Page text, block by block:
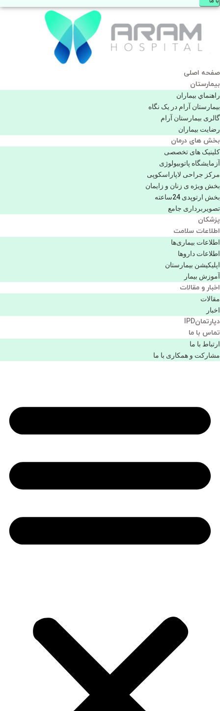
صفحه اصلی
بيمارستان
راهنماي بیماران
بیمارستان آرام در یک نگاه
گالری بیمارستان آرام
رضایت بیماران
بخش های درمان
کلینیک های تخصصی
آزمایشگاه پاتوبیولوژی
مرکز جراحی لاپاراسکوپی
بخش ویژه ی زنان و زایمان
بخش ارتوپدی 24ساعته
تصویربرداری جامع
پزشكان
اطلاعات سلامت
اطلاعات بیماری‌ها
اطلاعات دارو‌ها
اپليكيشن بيمارستان
آموزش بیمار
اخبار و مقالات
مقالات
اخبار
دپارتمانIPD
تماس با ما
ارتباط با ما
مشاركت و همكاری با ما